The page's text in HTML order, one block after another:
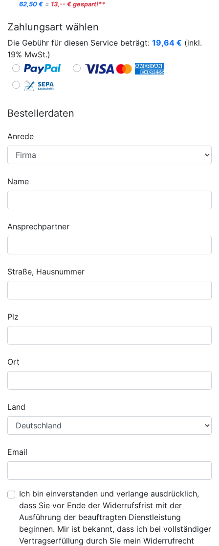
62,50 € = 13,-- € gespart!**
Zahlungsart wählen
Die Gebühr für diesen Service beträgt: 19,64 € (inkl.
19% MwSt.)
Bestellerdaten
Anrede
Name
Ansprechpartner
Straße, Hausnummer
Plz
Ort
Land
Email
Ich bin einverstanden und verlange ausdrücklich,
dass Sie vor Ende der Widerrufsfrist mit der
Ausführung der beauftragten Dienstleistung
beginnen. Mir ist bekannt, dass ich bei vollständiger
Vertragserfüllung durch Sie mein Widerrufrecht